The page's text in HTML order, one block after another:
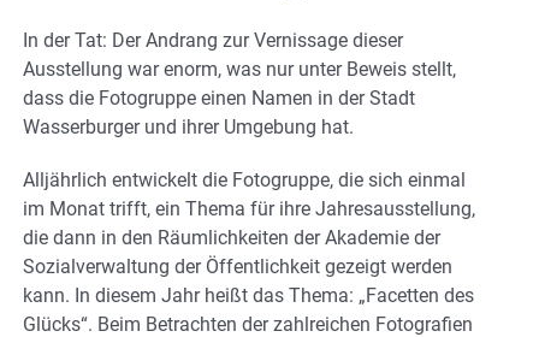
In der Tat: Der Andrang zur Vernissage dieser
Ausstellung war enorm, was nur unter Beweis stellt,
dass die Fotogruppe einen Namen in der Stadt
Wasserburger und ihrer Umgebung hat.
Alljährlich entwickelt die Fotogruppe, die sich einmal
im Monat trifft, ein Thema für ihre Jahresausstellung,
die dann in den Räumlichkeiten der Akademie der
Sozialverwaltung der Öffentlichkeit gezeigt werden
kann. In diesem Jahr heißt das Thema: „Facetten des
Glücks“. Beim Betrachten der zahlreichen Fotografien